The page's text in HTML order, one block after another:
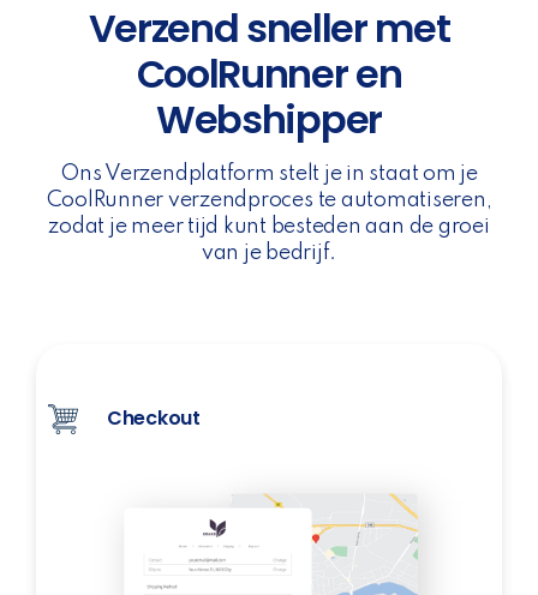
Verzend sneller met
CoolRunner en
Webshipper
Ons Verzendplatform stelt je in staat om je
CoolRunner verzendproces te automatiseren,
zodat je meer tijd kunt besteden aan de groei
van je bedrijf.
Checkout